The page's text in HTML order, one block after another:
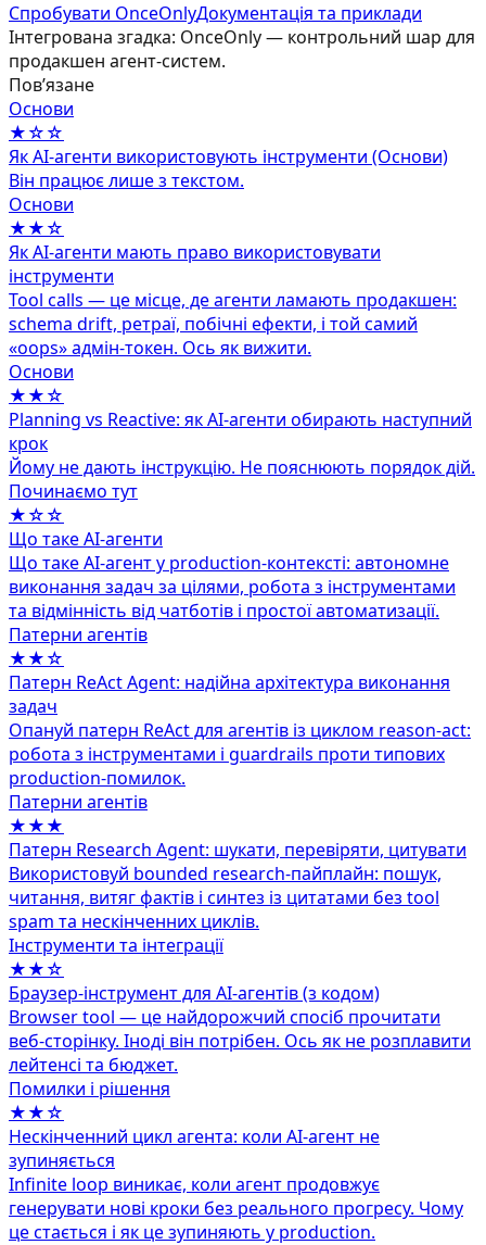
Спробувати OnceOnlyДокументація та приклади
Інтегрована згадка: OnceOnly — контрольний шар для
продакшен агент-систем.
Повʼязане
Основи
★☆☆
Як AI-агенти використовують інструменти (Основи)
Він працює лише з текстом.
Основи
★★☆
Як AI-агенти мають право використовувати
інструменти
Tool calls — це місце, де агенти ламають продакшен:
schema drift, ретраї, побічні ефекти, і той самий
«oops» адмін‑токен. Ось як вижити.
Основи
★★☆
Planning vs Reactive: як AI-агенти обирають наступний
крок
Йому не дають інструкцію. Не пояснюють порядок дій.
Починаємо тут
★☆☆
Що таке AI-агенти
Що таке AI-агент у production-контексті: автономне
виконання задач за цілями, робота з інструментами
та відмінність від чатботів і простої автоматизації.
Патерни агентів
★★☆
Патерн ReAct Agent: надійна архітектура виконання
задач
Опануй патерн ReAct для агентів із циклом reason-act:
робота з інструментами і guardrails проти типових
production-помилок.
Патерни агентів
★★★
Патерн Research Agent: шукати, перевіряти, цитувати
Використовуй bounded research-пайплайн: пошук,
читання, витяг фактів і синтез із цитатами без tool
spam та нескінченних циклів.
Інструменти та інтеграції
★★☆
Браузер‑інструмент для AI‑агентів (з кодом)
Browser tool — це найдорожчий спосіб прочитати
веб‑сторінку. Іноді він потрібен. Ось як не розплавити
лейтенсі та бюджет.
Помилки і рішення
★★☆
Нескінченний цикл агента: коли AI-агент не
зупиняється
Infinite loop виникає, коли агент продовжує
генерувати нові кроки без реального прогресу. Чому
це стається і як це зупиняють у production.